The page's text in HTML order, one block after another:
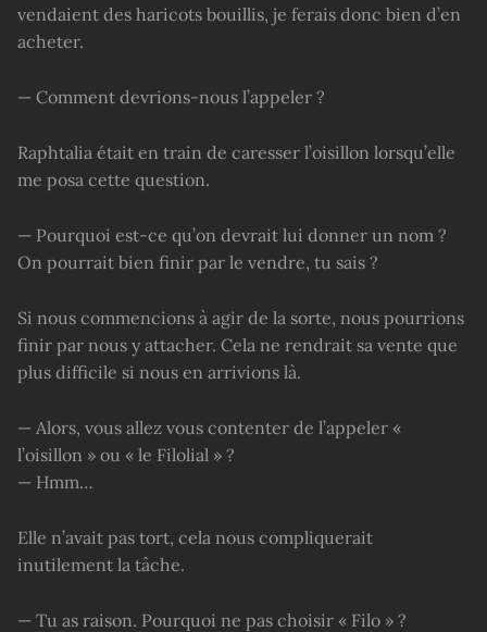
vendaient des haricots bouillis, je ferais donc bien d’en
acheter.
— Comment devrions-nous l’appeler ?
Raphtalia était en train de caresser l’oisillon lorsqu’elle
me posa cette question.
— Pourquoi est-ce qu’on devrait lui donner un nom ?
On pourrait bien finir par le vendre, tu sais ?
Si nous commencions à agir de la sorte, nous pourrions
finir par nous y attacher. Cela ne rendrait sa vente que
plus difficile si nous en arrivions là.
— Alors, vous allez vous contenter de l’appeler «
l’oisillon » ou « le Filolial » ?
— Hmm…
Elle n’avait pas tort, cela nous compliquerait
inutilement la tâche.
— Tu as raison. Pourquoi ne pas choisir « Filo » ?